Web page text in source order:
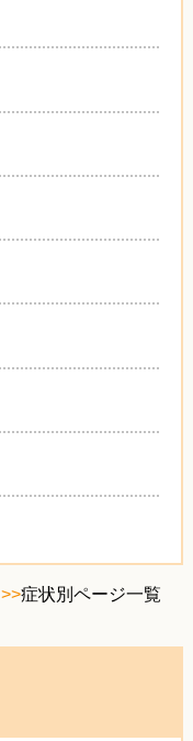
>>症状別ページ一覧